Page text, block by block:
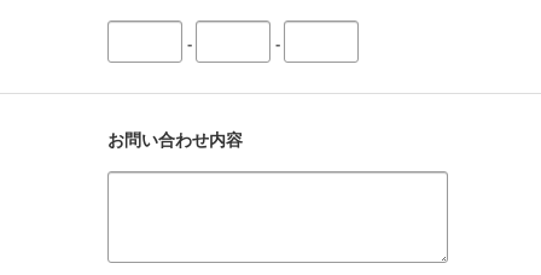
- -
お問い合わせ内容